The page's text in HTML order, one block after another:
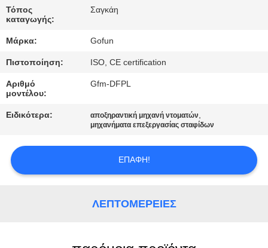
ΕΡΓΟΣΤΑΣΊΩΝ
ΠΟΙΟΤΙΚΌΣ
ΈΛΕΓΧΟΣ
ΜΑΣ
ΣΕ
ΕΠΑΦΉ
Τόπος
καταγωγής:
Σαγκάη
Μάρκα: Gofun
Πιστοποίηση: ISO, CE certification
Αριθμό
μοντέλου:
Gfm-DFPL
Ειδικότερα: αποξηραντική μηχανή ντοματών,
μηχανήματα επεξεργασίας σταφίδων
ΕΠΑΦΉ!
ΛΕΠΤΟΜΈΡΕΙΕΣ